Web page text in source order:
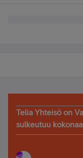
Telia Yhteisö on
sulkeutuu